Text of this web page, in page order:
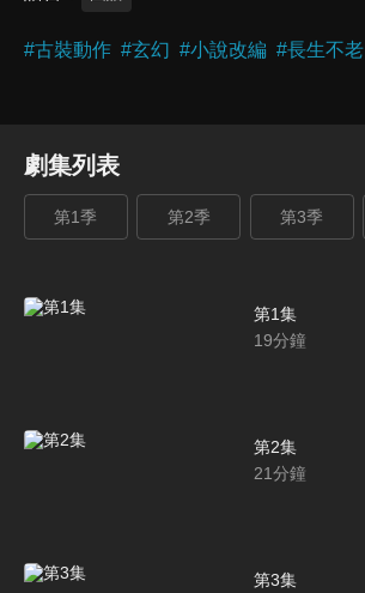
#古裝動作 #玄幻 #小說改編 #長生不老
劇集列表
第1季 第2季 第3季
第1集
19分鐘
第2集
21分鐘
第3集